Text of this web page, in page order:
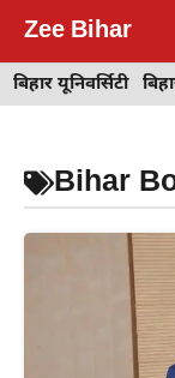
content
Zee Bihar
बिहार यूनिवर्सिटी
Bihar